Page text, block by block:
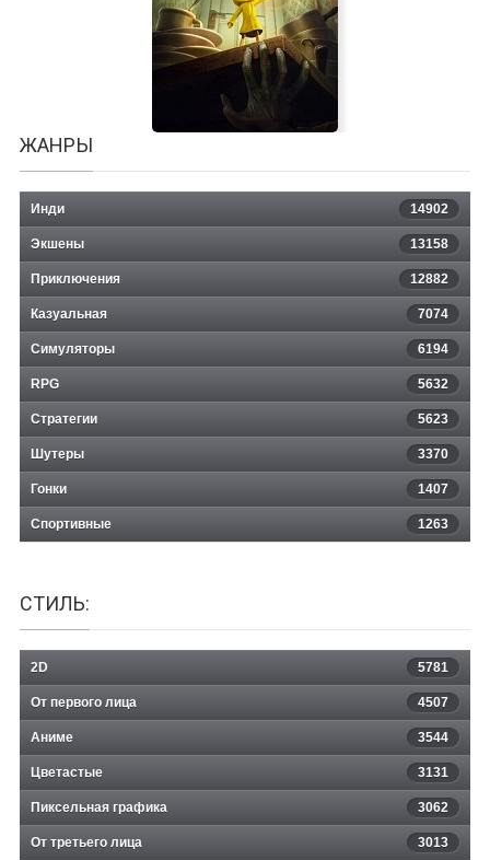
RIPOUT
ЖАНРЫ
Инди 14902
Экшены 13158
Приключения 12882
Казуальная 7074
Симуляторы 6194
RPG 5632
Стратегии 5623
Шутеры 3370
Гонки 1407
Спортивные 1263
СТИЛЬ:
2D 5781
От первого лица 4507
Аниме 3544
Цветастые 3131
Пиксельная графика 3062
От третьего лица 3013